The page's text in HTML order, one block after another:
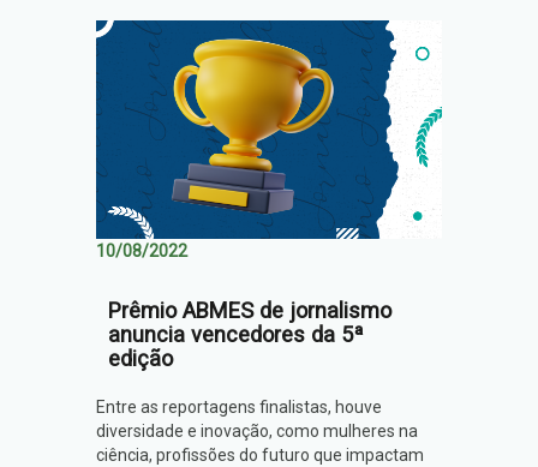
10/08/2022
Prêmio ABMES de jornalismo
anuncia vencedores da 5ª
edição
Entre as reportagens finalistas, houve
diversidade e inovação, como mulheres na
ciência, profissões do futuro que impactam